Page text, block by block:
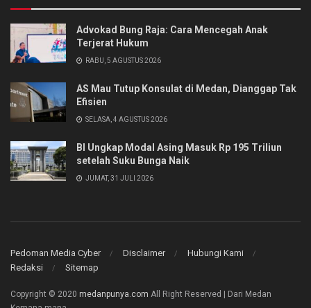
Advokad Bung Raja: Cara Mencegah Anak
Terjerat Hukum
RABU, 5 AGUSTUS 2026
AS Mau Tutup Konsulat di Medan, Dianggap Tak
Efisien
SELASA, 4 AGUSTUS 2026
BI Ungkap Modal Asing Masuk Rp 195 Triliun
setelah Suku Bunga Naik
JUMAT, 31 JULI 2026
Pedoman Media Cyber Disclaimer
Hubungi Kami
Redaksi
Sitemap
Copyright © 2020 medanpunya.com All Right Reserved | Dari Medan